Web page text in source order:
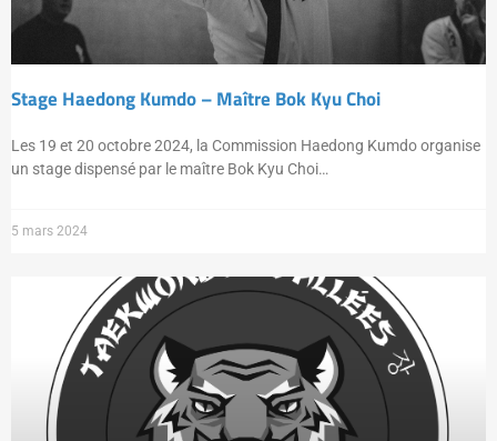
Stage Haedong Kumdo – Maître Bok Kyu Choi
Les 19 et 20 octobre 2024, la Commission Haedong Kumdo organise
un stage dispensé par le maître Bok Kyu Choi…
5 mars 2024